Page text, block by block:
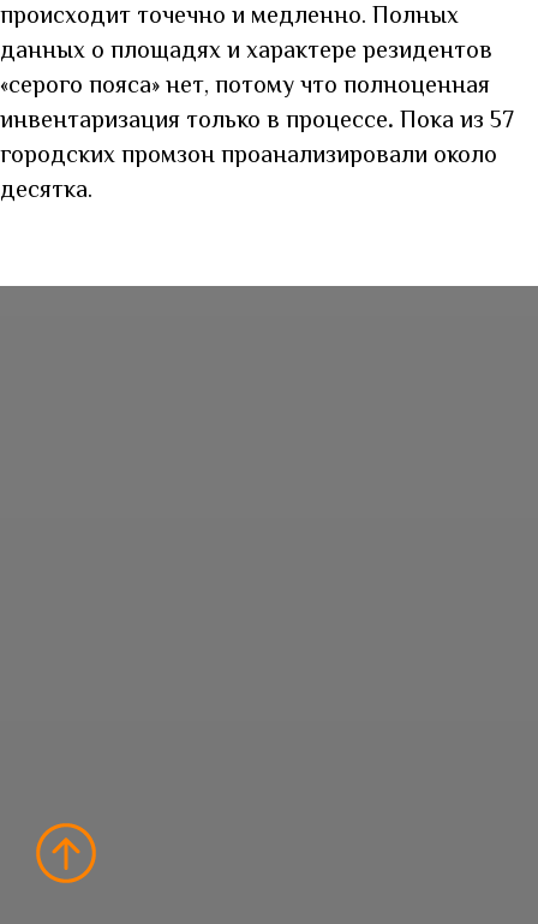
происходит точечно и медленно. Полных
данных о площадях и характере резидентов
«серого пояса» нет, потому что полноценная
инвентаризация только в процессе. Пока из 57
городских промзон проанализировали около
десятка.